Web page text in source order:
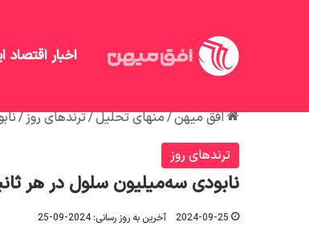
اخبار اقتصاد
افق میهن/منهای تحلیل/ترندهای روز/
ترندهای روز
نابودی سه‌میلیون سلول در هر
2024-09-25 آخرین به روز رسانی: 2024-09-25